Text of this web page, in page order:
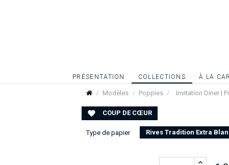
PRÉSENTATION COLLECTIONS À LA
Modèles Poppies Invitation Diner |
 COUP DE CŒUR
Type de papier Rives Tradition Extra